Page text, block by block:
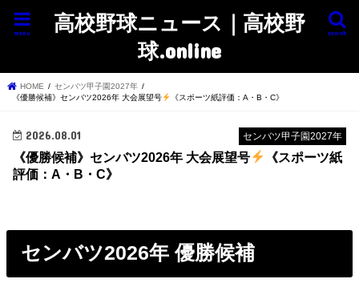
高校野球ニュース｜高校野
球.online
search
menu
HOME
センバツ甲子園2027年
《優勝候補》センバツ2026年 大会展望号
《スポーツ紙評価：A・B・C》
センバツ甲子園2027年
2026.08.01
《優勝候補》センバツ2026年 大会展望号
《スポーツ紙
評価：A・B・C》
センバツ2026年 優勝候補